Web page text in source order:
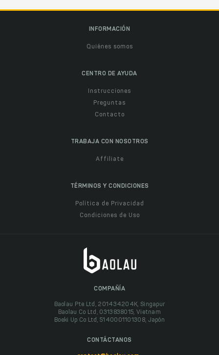
INFORMACIÓN
Quiénes somos
CENTRO DE AYUDA
Instrucciones
Preguntas
Contacto
TRABAJA CON NOSOTROS
Affiliate
TÉRMINOS Y CONDICIONES
Política de Privacidad
Condiciones de Uso
COMPAÑÍA
Baolau Pte Ltd, 201434204K, Singapur
Baolau Co Ltd, 0313838015, Vietnam
Boeki Up Co Ltd, 5140001101308, Japón
CONTÁCTANOS